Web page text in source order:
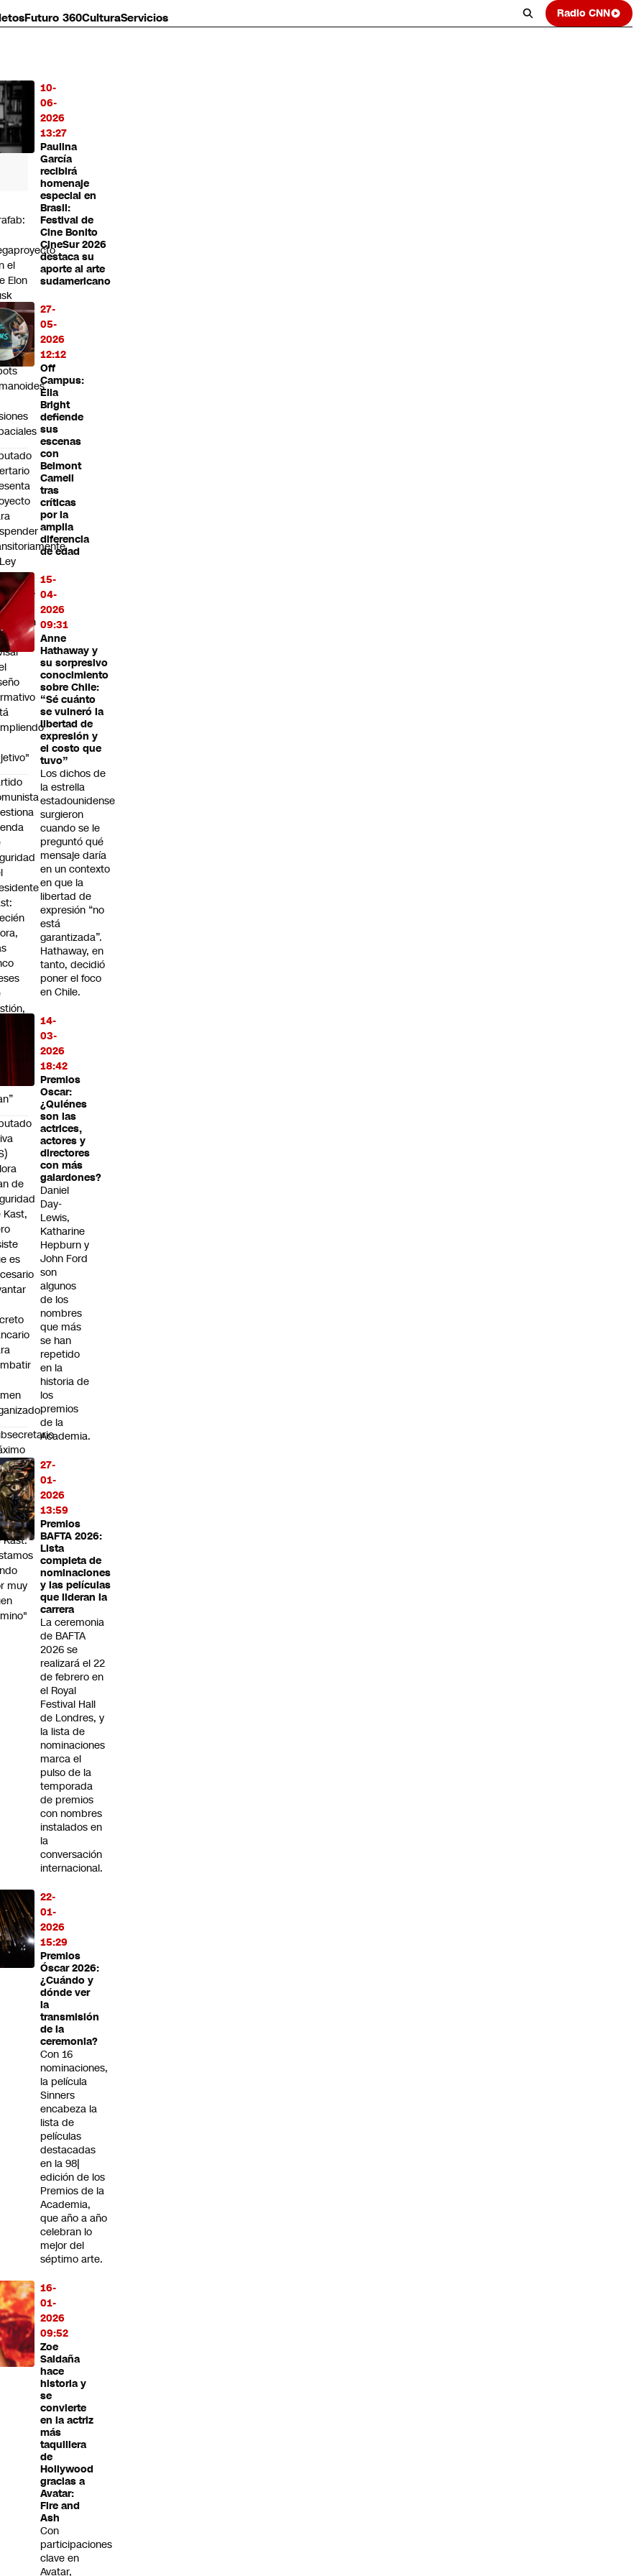
Futuro 360CulturaServicios Radio CNN
10-
06-
2026
13:27
Paulina
García
recibirá
homenaje
especial en
Brasil:
Festival de
Cine Bonito
CineSur 2026
destaca su
aporte al arte
sudamericano
27-
05-
2026
12:12
Off
Campus:
Ella
Bright
defiende
sus
escenas
con
Belmont
Cameli
tras
críticas
por la
amplia
diferencia
de edad
15-
04-
2026
09:31
Anne
Hathaway y
su sorpresivo
conocimiento
sobre Chile:
“Sé cuánto
se vulneró la
libertad de
expresión y
el costo que
tuvo”
Los dichos de
la estrella
estadounidense
surgieron
cuando se le
preguntó qué
mensaje daría
en un contexto
en que la
libertad de
expresión “no
está
garantizada”.
Hathaway, en
tanto, decidió
poner el foco
en Chile.
14-
03-
2026
18:42
Premios
Oscar:
¿Quiénes
son las
actrices,
actores y
directores
con más
galardones?
Daniel
Day-
Lewis,
Katharine
Hepburn y
John Ford
son
algunos
de los
nombres
que más
se han
repetido
en la
historia de
los
premios
de la
Academia.
27-
01-
2026
13:59
Premios
BAFTA 2026:
Lista
completa de
nominaciones
y las películas
que lideran la
carrera
La ceremonia
de BAFTA
2026 se
realizará el 22
de febrero en
el Royal
Festival Hall
de Londres, y
la lista de
nominaciones
marca el
pulso de la
temporada
de premios
con nombres
instalados en
la
conversación
internacional.
22-
01-
2026
15:29
Premios
Óscar 2026:
¿Cuándo y
dónde ver
la
transmisión
de la
ceremonia?
Con 16
nominaciones,
la película
Sinners
encabeza la
lista de
películas
destacadas
en la 98|
edición de los
Premios de la
Academia,
que año a año
celebran lo
mejor del
séptimo arte.
16-
01-
2026
09:52
Zoe
Saldaña
hace
historia y
se
convierte
en la actriz
más
taquillera
de
Hollywood
gracias a
Avatar:
Fire and
Ash
Con
participaciones
clave en
Avatar,
el
Elon
de
Kast,
es
Kast:
muy